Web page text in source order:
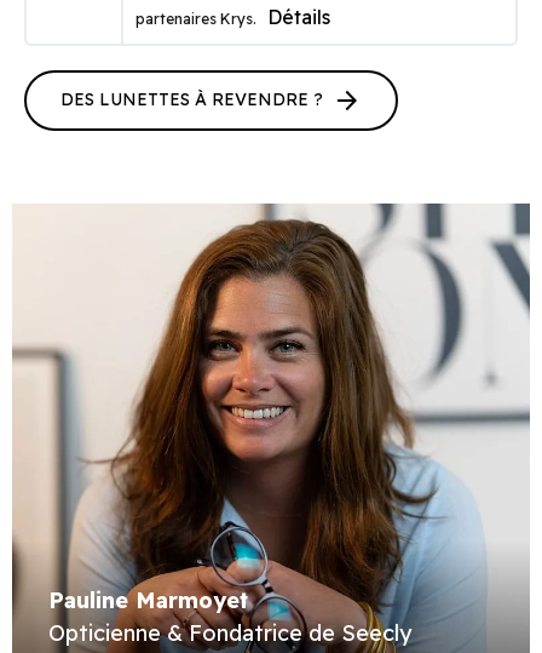
partenaires Krys.
Détails
DES LUNETTES À REVENDRE ? arrow_forward
Pauline Marmoyet
Opticienne & Fondatrice de Seecly